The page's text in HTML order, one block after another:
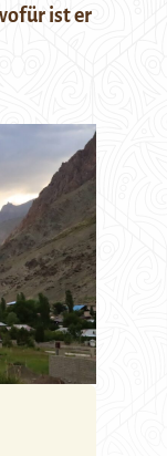
ist er